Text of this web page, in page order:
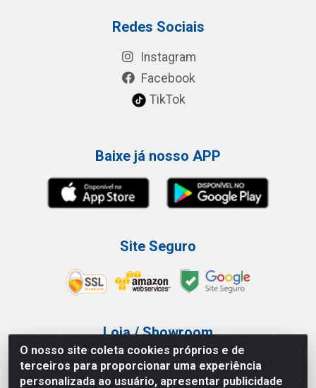
O nosso site coleta cookies próprios e de
terceiros para proporcionar uma experiência
personalizada ao usuário, apresentar publicidade
Redes Sociais
Instagram
Facebook
TikTok
Baixe já nosso APP
Site Seguro
Loja / Showroom
Tel.: (11) 3227-0546
Av Vautier, 587/597 - Pari - São Paulo/SP